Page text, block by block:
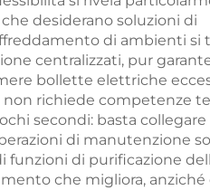
desiderano soluzioni di
di ambienti si
centralizzati, pur
bollette elettriche
richiede competenze
secondi: basta collegare
di manutenzione
di purificazione
che migliora, anziché